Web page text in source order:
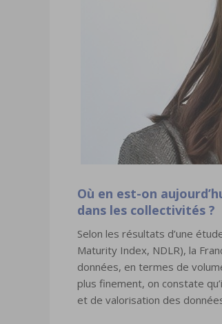
Où en est-on
dans les collectivités ?
Selon les résultats d’une
Maturity Index, NDLR), la
données, en termes de
plus finement, on constate
et de valorisation des